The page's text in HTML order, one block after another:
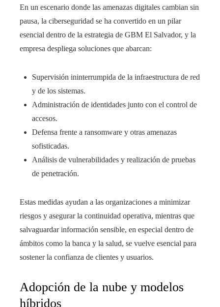
En un escenario donde las amenazas digitales cambian sin
pausa, la ciberseguridad se ha convertido en un pilar
esencial dentro de la estrategia de GBM El Salvador, y la
empresa despliega soluciones que abarcan:
Supervisión ininterrumpida de la infraestructura de red
y de los sistemas.
Administración de identidades junto con el control de
accesos.
Defensa frente a ransomware y otras amenazas
sofisticadas.
Análisis de vulnerabilidades y realización de pruebas
de penetración.
Estas medidas ayudan a las organizaciones a minimizar
riesgos y asegurar la continuidad operativa, mientras que
salvaguardar información sensible, en especial dentro de
ámbitos como la banca y la salud, se vuelve esencial para
sostener la confianza de clientes y usuarios.
Adopción de la nube y modelos
híbridos